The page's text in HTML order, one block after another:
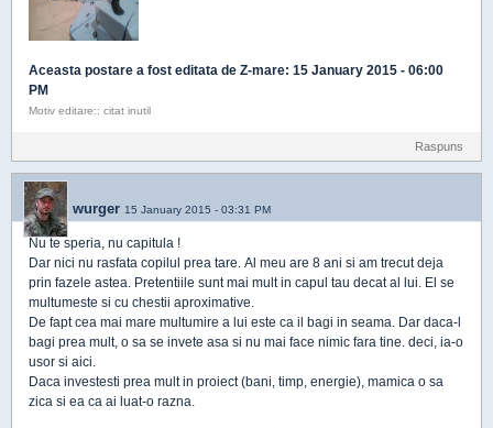
Aceasta postare a fost editata de Z-mare: 15 January 2015 - 06:00
PM
Motiv editare:: citat inutil
Raspuns
wurger 15 January 2015 - 03:31 PM
Nu te speria, nu capitula !
Dar nici nu rasfata copilul prea tare. Al meu are 8 ani si am trecut deja
prin fazele astea. Pretentiile sunt mai mult in capul tau decat al lui. El se
multumeste si cu chestii aproximative.
De fapt cea mai mare multumire a lui este ca il bagi in seama. Dar daca-l
bagi prea mult, o sa se invete asa si nu mai face nimic fara tine. deci, ia-o
usor si aici.
Daca investesti prea mult in proiect (bani, timp, energie), mamica o sa
zica si ea ca ai luat-o razna.